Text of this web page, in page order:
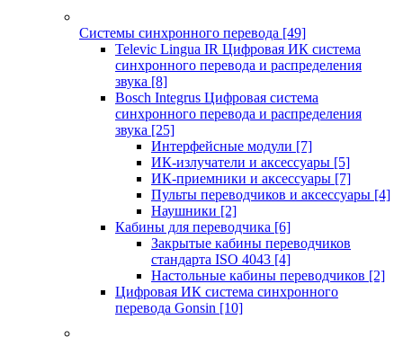
Системы синхронного перевода [49]
Televic Lingua IR Цифровая ИК система
синхронного перевода и распределения
звука [8]
Bosch Integrus Цифровая система
синхронного перевода и распределения
звука [25]
Интерфейсные модули [7]
ИК-излучатели и аксессуары [5]
ИК-приемники и аксессуары [7]
Пульты переводчиков и аксессуары [4]
Наушники [2]
Кабины для переводчика [6]
Закрытые кабины переводчиков
стандарта ISO 4043 [4]
Настольные кабины переводчиков [2]
Цифровая ИК система синхронного
перевода Gonsin [10]